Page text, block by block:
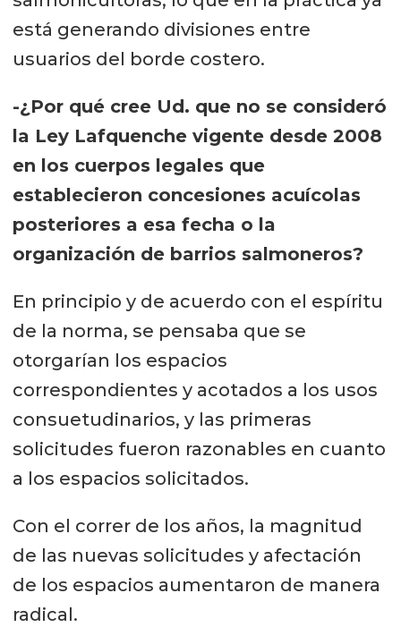
está generando divisiones entre
usuarios del borde costero.
-¿Por qué cree Ud. que no se consideró
la Ley Lafquenche vigente desde 2008
en los cuerpos legales que
establecieron concesiones acuícolas
posteriores a esa fecha o la
organización de barrios salmoneros?
En principio y de acuerdo con el espíritu
de la norma, se pensaba que se
otorgarían los espacios
correspondientes y acotados a los usos
consuetudinarios, y las primeras
solicitudes fueron razonables en cuanto
a los espacios solicitados.
Con el correr de los años, la magnitud
de las nuevas solicitudes y afectación
de los espacios aumentaron de manera
radical.